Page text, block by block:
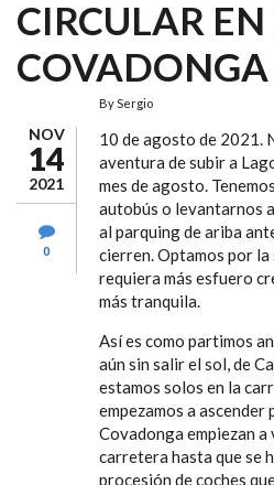
CIRCULAR
COVADONGA
NOV
14
2021
0
BySergio
10 de agosto de 2021.
aventura de subir a
mes de agosto.
autobús o levantarnos
al parquing de ariba
cierren. Optamos por la
requiera más esfuero
más tranquila.
Así es como partimos
aún sin salir el sol, de
estamos solos en la
empezamos a
Covadonga empiezan a
carretera hasta que se
procesión de coches